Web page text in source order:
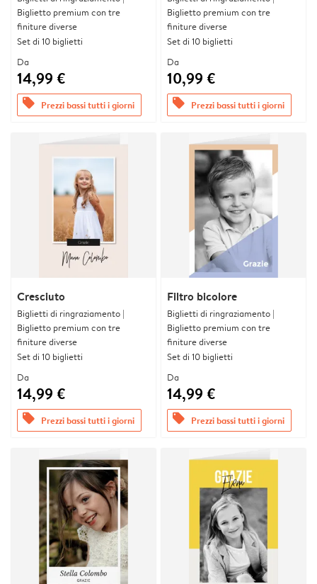
Biglietto premium con tre
finiture diverse
Set di 10 biglietti
Da
14,99 €
offers Prezzi bassi tutti i giorni
Biglietto premium con tre
finiture diverse
Set di 10 biglietti
Da
10,99 €
offers Prezzi bassi tutti i giorni
Cresciuto
Biglietti di ringraziamento |
Biglietto premium con tre
finiture diverse
Set di 10 biglietti
Da
14,99 €
offers Prezzi bassi tutti i giorni
Filtro bicolore
Biglietti di ringraziamento |
Biglietto premium con tre
finiture diverse
Set di 10 biglietti
Da
14,99 €
offers Prezzi bassi tutti i giorni